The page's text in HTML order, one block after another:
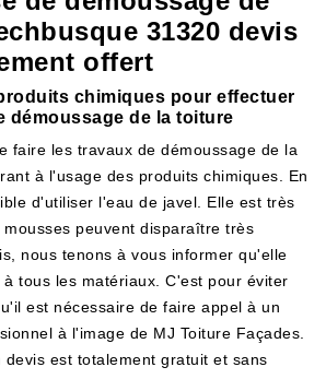
31320 devis
offert
chimiques pour effectuer
démoussage de la toiture
faire les travaux de démoussage de la
à l'usage des produits chimiques. En
d'utiliser l'eau de javel. Elle est très
peuvent disparaître très
nous tenons à vous informer qu'elle
à tous les matériaux. C'est pour éviter
est nécessaire de faire appel à un
à l'image de MJ Toiture Façades.
devis est totalement gratuit et sans